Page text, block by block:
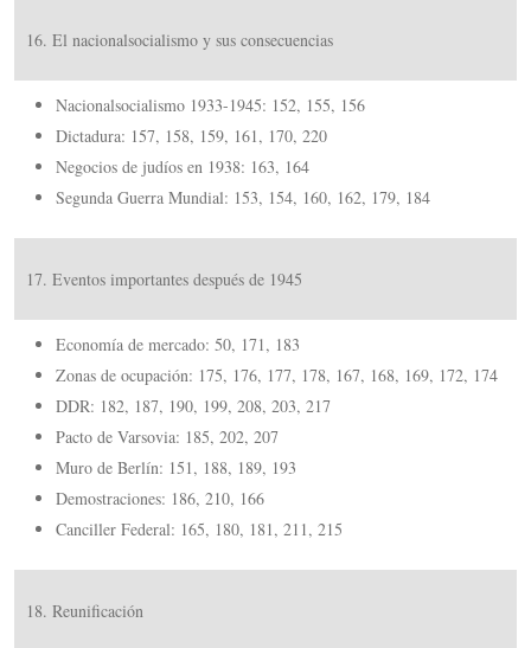
16. El nacionalsocialismo y sus consecuencias
Nacionalsocialismo 1933-1945: 152, 155, 156
Dictadura: 157, 158, 159, 161, 170, 220
Negocios de judíos en 1938: 163, 164
Segunda Guerra Mundial: 153, 154, 160, 162, 179, 184
17. Eventos importantes después de 1945
Economía de mercado: 50, 171, 183
Zonas de ocupación: 175, 176, 177, 178, 167, 168, 169, 172, 174
DDR: 182, 187, 190, 199, 208, 203, 217
Pacto de Varsovia: 185, 202, 207
Muro de Berlín: 151, 188, 189, 193
Demostraciones: 186, 210, 166
Canciller Federal: 165, 180, 181, 211, 215
18. Reunificación